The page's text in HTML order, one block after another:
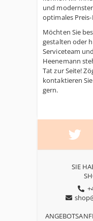
und
optimales
Möchten Sie
gestalten oder
Serviceteam
Heenemann
Tat zur Seite!
kontaktieren
gern.
SIE